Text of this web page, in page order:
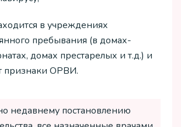
в учреждениях
пребывания (в домах-
домах престарелых и т.д.) и
признаки ОРВИ.
недавнему постановлению